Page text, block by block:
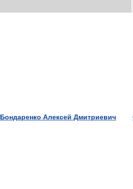
Бондаренко Алексей Дмитриевич